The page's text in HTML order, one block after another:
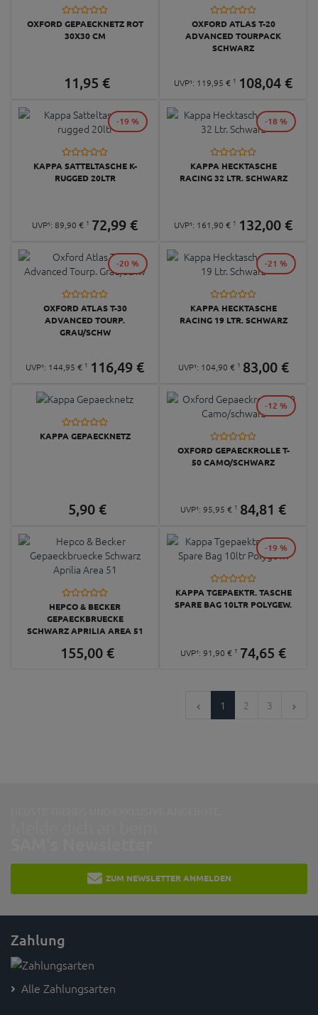
OXFORD GEPAECKNETZ ROT
30X30 CM
11,95 €
OXFORD ATLAS T-20
ADVANCED TOURPACK
SCHWARZ
UVP¹: 119, 95 € 1 108,04€
KAPPA SATTELTASCHE K-
RUGGED 20LTR
UVP¹: 89, 90 € 1 72,99€
-19 %
KAPPA HECKTASCHE
RACING 32 LTR. SCHWARZ
UVP¹: 161, 90 € 1 132,00€
-18 %
OXFORD ATLAS T-30
ADVANCED TOURP.
GRAU/SCHW
UVP¹: 144, 95 € 1 116,49€
-20 %
KAPPA HECKTASCHE
RACING 19 LTR. SCHWARZ
UVP¹: 104, 90 € 1 83,00 €
-21 %
KAPPA GEPAECKNETZ
5,90 €
OXFORD GEPAECKROLLE T-
50 CAMO/SCHWARZ
UVP¹: 95, 95 € 1 84,81 €
-12 %
HEPCO & BECKER
GEPAECKBRUECKE
SCHWARZ APRILIA AREA 51
155,00 €
KAPPA TGEPAEKTR. TASCHE
SPARE BAG 10LTR POLYGEW.
UVP¹: 91, 90 € 1 74,65 €
-19 %
1 2 3
ZUM NEWSLETTER ANMELDEN
Zahlung
Alle Zahlungsarten